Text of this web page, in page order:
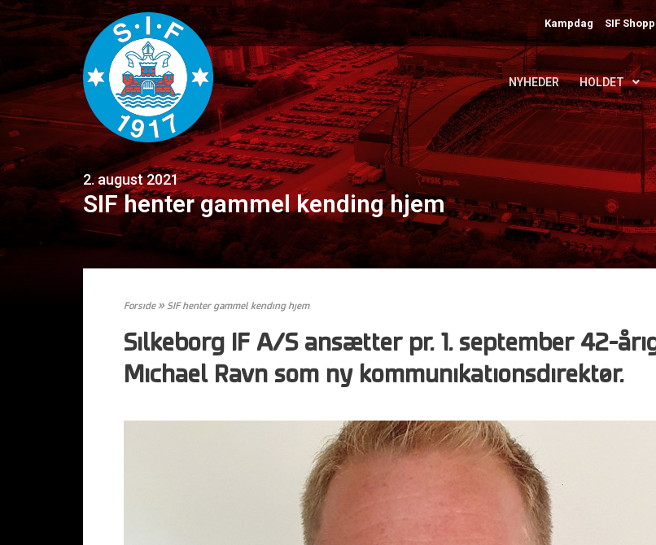
Kampdag SIF
NYHEDER HOLDET
2. august 2021
SIF henter gammel kending hjem
Forside» SIF henter gammel kending hjem
Silkeborg IF A/S ansætter pr. 1. september 42-
Michael Ravn som ny kommunikationsdirektør.